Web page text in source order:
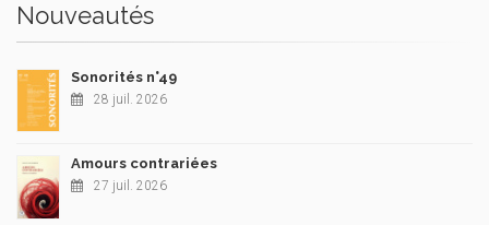
Nouveautés
Sonorités n°49
28 juil. 2026
Amours contrariées
27 juil. 2026